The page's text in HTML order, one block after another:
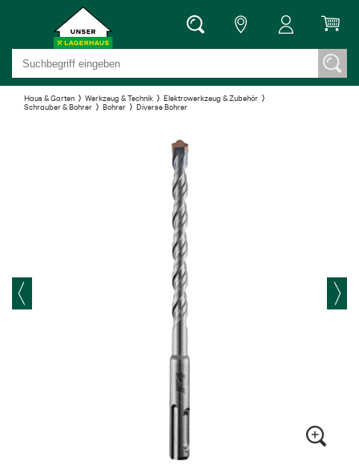
Haus & Garten Werkzeug & Technik
Elektrowerkzeug & Zubehör
Schrauber & Bohrer
Bohrer Diverse Bohrer